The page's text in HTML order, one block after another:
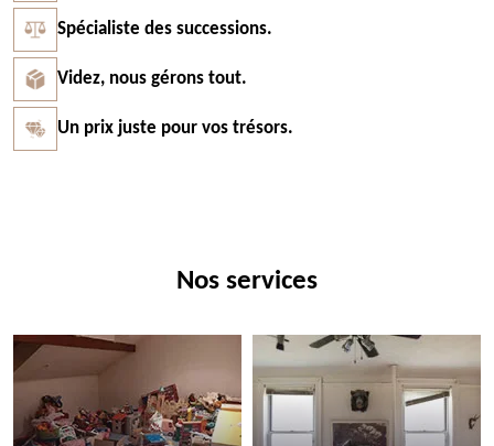
Spécialiste des successions.
Videz, nous gérons tout.
Un prix juste pour vos trésors.
Nos services